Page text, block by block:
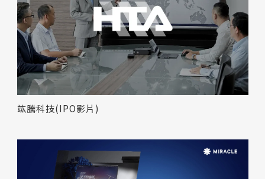
竑騰科技(IPO影片)